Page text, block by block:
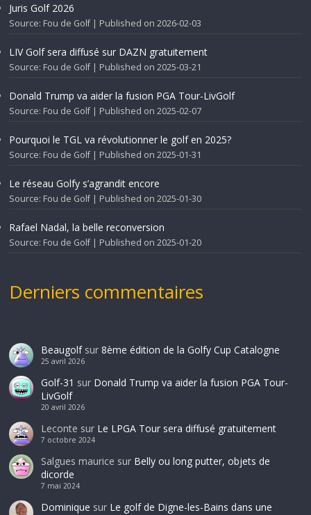
Juris Golf 2026
Source: Fou de Golf Published on 2026-02-03
LIV Golf sera diffusé sur DAZN gratuitement
Source: Fou de Golf Published on 2025-03-21
Donald Trump va aider la fusion PGA Tour-LivGolf
Source: Fou de Golf Published on 2025-02-07
Pourquoi le TGL va révolutionner le golf en 2025?
Source: Fou de Golf Published on 2025-01-31
Le réseau Golfy s’agrandit encore
Source: Fou de Golf Published on 2025-01-30
Rafael Nadal, la belle reconversion
Source: Fou de Golf Published on 2025-01-20
Derniers commentaires
Beaugolfsur 8ème édition de la Golfy Cup Catalogne
25 avril 2026
Golf-31 sur Donald Trump va aider la fusion PGA Tour-
LivGolf
20 avril 2026
Leconte sur Le LPGA Tour sera diffusé gratuitement
7 octobre 2024
Salgues maurice sur Belly ou long putter, objets de
dicorde
7 mai 2024
Dominique sur Le golf de Digne-les-Bains dans une